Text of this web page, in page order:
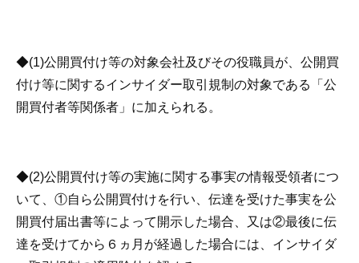
◆(1)公開買付け等の対象会社及びその役職員が、公開買
付け等に関するインサイダー取引規制の対象である「公
開買付者等関係者」に加えられる。
◆(2)公開買付け等の実施に関する事実の情報受領者につ
いて、①自ら公開買付けを行い、伝達を受けた事実を公
開買付届出書等によって開示した場合、又は②最後に伝
達を受けてから６ヵ月が経過した場合には、インサイダ